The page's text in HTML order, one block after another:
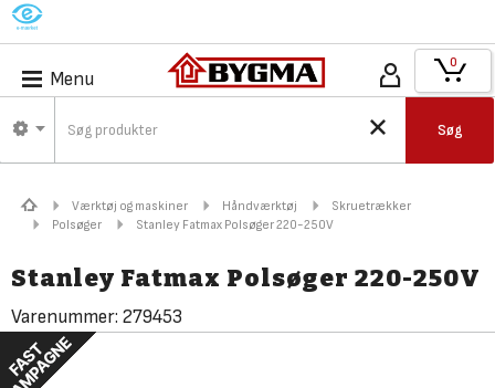
M
Menu
Søg
0
Værktøj og maskiner Håndværktøj
Skruetrækker
Polsøger
Stanley Fatmax Polsøger 220-250V
Stanley Fatmax Polsøger 220-250V
Varenummer: 279453